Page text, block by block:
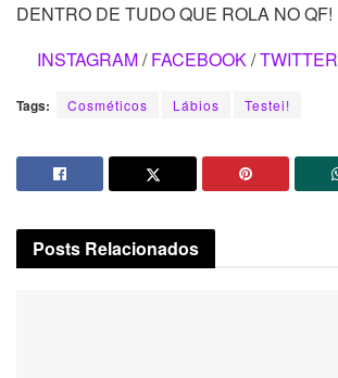
DENTRO DE TUDO QUE ROLA NO QF!
INSTAGRAM/FACEBOOK/TWITTER
Tags: Cosméticos Lábios Testei!
Posts Relacionados